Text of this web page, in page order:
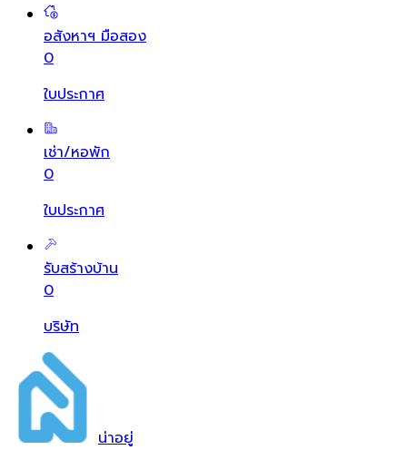
อสังหาฯ มือสอง
0
ใบประกาศ
เช่า/หอพัก
0
ใบประกาศ
รับสร้างบ้าน
0
บริษัท
น่าอยู่